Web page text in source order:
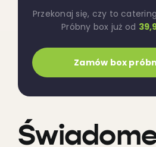
Przekonaj się, czy to
Próbny box już od
Zamów box